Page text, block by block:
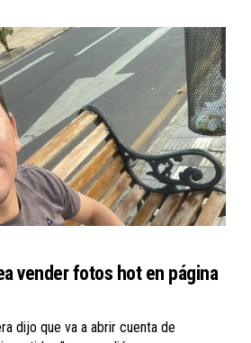
vender fotos hot en página
dijo que va a abrir cuenta de